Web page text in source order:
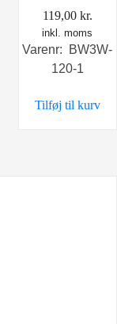
119,00 kr.
inkl. moms
Varenr: BW3W-
120-1
Tilføj til kurv